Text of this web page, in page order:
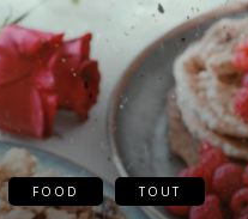
FOOD TOUT